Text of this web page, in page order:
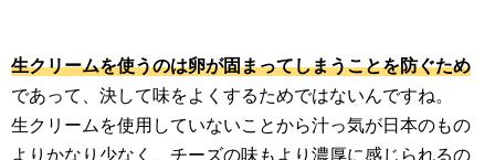
生クリームを使うのは卵が固まってしまうことを防ぐため
であって、決して味をよくするためではないんですね。
生クリームを使用していないことから汁っ気が日本のもの
よりかなり少なく、チーズの味もより濃厚に感じられるの